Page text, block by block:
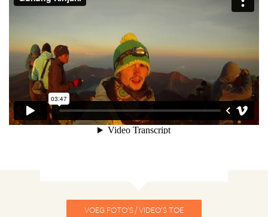
VOEG FOTO'S / VIDEO'S TOE